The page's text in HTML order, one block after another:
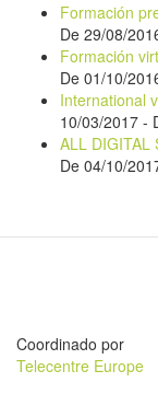
Formación
De 29/08/
Formación
De 01/10/
International
10/03/2017 -
ALL DIGITAL
De 04/10/
Coordinado por
Telecentre Europe